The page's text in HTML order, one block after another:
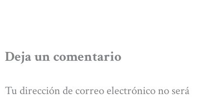
Deja un comentario
Tu dirección de correo electrónico no será